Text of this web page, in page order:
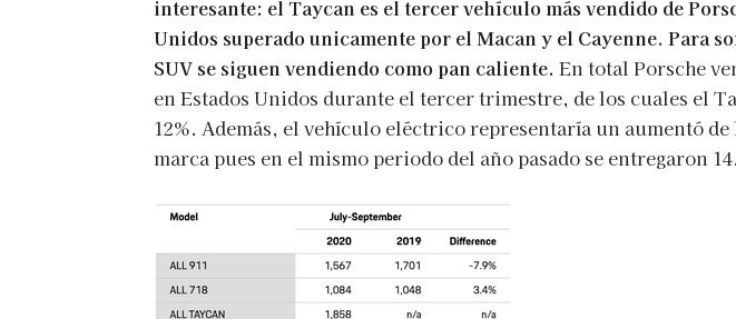
interesante: el Taycan es el tercer vehículo más vendido de
Unidos superado unicamente por el Macan y el Cayenne. Para
SUV se siguen vendiendo como pan caliente. En total Porsche
en Estados Unidos durante el tercer trimestre, de los cuales el
12%. Además, el vehículo eléctrico representaría un aumentó de
marca pues en el mismo periodo del año pasado se entregaron